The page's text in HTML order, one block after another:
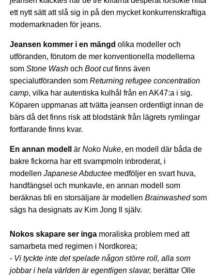
ett nytt sätt att slå sig in på den mycket konkurrenskraftiga
modemarknaden för jeans.
Jeansen kommer i en mängd olika modeller och
utföranden, förutom de mer konventionella modellerna
som Stone Wash och Boot cutfinns även
specialutföranden som Returning refugee concentration
camp, vilka har autentiska kulhål från en AK47:a i sig.
Köparen uppmanas att tvätta jeansen ordentligt innan de
bärs då det finns risk att blodstänk från lägrets rymlingar
fortfarande finns kvar.
En annan modell är Noko Nuke, en modell där båda de
bakre fickorna har ett svampmoln inbroderat, i
modellen Japanese Abductee medföljer en svart huva,
handfängsel och munkavle, en annan modell som
beräknas bli en storsäljare är modellen Brainwashedsom
sägs ha designats av Kim Jong Il själv.
Nokos skapare ser inga moraliska problem med att
samarbeta med regimen i Nordkorea;
- Vi tyckte inte det spelade någon större roll, alla som
jobbar i hela världen är egentligen slavar, berättar Olle